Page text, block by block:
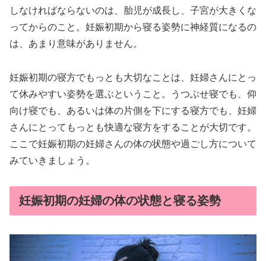
しなければならないのは、胎児が成長し、子宮が大きくな
ってからのこと。妊娠初期から寝る姿勢に神経質になるの
は、あまり意味がありません。
妊娠初期の寝方でもっとも大切なことは、妊婦さんにとっ
て休みやすい姿勢を選ぶということ。うつぶせ寝でも、仰
向け寝でも、あるいは体の片側を下にする寝方でも、妊婦
さんにとってもっとも快適な寝方をすることが大切です。
ここで妊娠初期の妊婦さんの体の状態や過ごし方について
みていきましょう。
妊娠初期の妊婦の体の状態と寝る姿勢